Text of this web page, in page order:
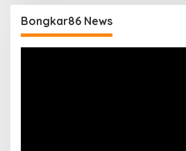
Bongkar86 News